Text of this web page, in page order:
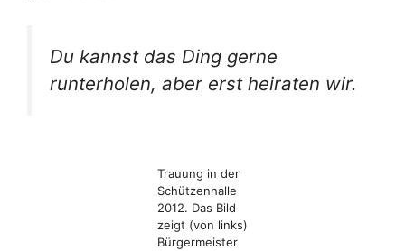
Du kannst das Ding gerne
runterholen, aber erst heiraten wir.
Trauung in der
Schützenhalle
2012. Das Bild
zeigt (von links)
Bürgermeister